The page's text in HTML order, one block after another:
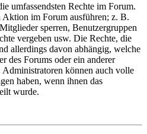
umfassendsten Rechte im Forum.
Aktion im Forum ausführen; z. B.
sperren, Benutzergruppen
vergeben usw. Die Rechte, die
allerdings davon abhängig, welche
des Forums oder ein anderer
können auch volle
haben, wenn ihnen das
wurde.